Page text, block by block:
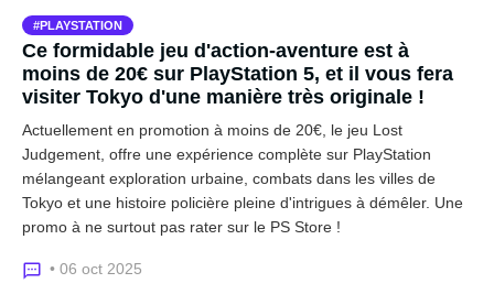
PLAYSTATION
Ce formidable jeu d'action-aventure est à
moins de 20€ sur PlayStation 5, et il vous fera
visiter Tokyo d'une manière très originale !
Actuellement en promotion à moins de 20€, le jeu Lost
Judgement, offre une expérience complète sur PlayStation
mélangeant exploration urbaine, combats dans les villes de
Tokyo et une histoire policière pleine d'intrigues à démêler. Une
promo à ne surtout pas rater sur le PS Store !
• 06 oct 2025